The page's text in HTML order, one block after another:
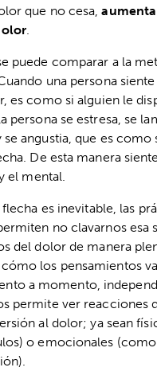
que no cesa,
.
puede comparar a la
una persona
es como si alguien le
persona se estresa, se
angustia, que es como
De esta manera
el mental.
es inevitable, las
no clavarnos esa
del dolor de manera
los pensamientos
a momento,
permite ver reacciones
al dolor; ya sean
o emocionales